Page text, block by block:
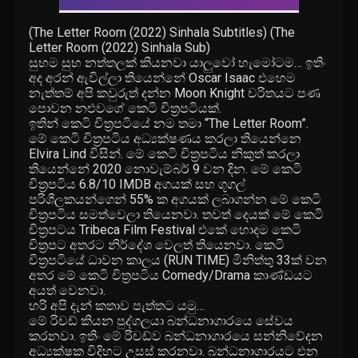
(The Letter Room (2022) Sinhala Subtitles) (The
Letter Room (2022) Sinhala Sub)
සුභම සුභ නත්තලක් කියනවා යාලුවෝ හැමෝටම… ඉතිං
අද අරන් ඇවිල්ලා තියෙන්නේ Oscar Isaac එහෙම
නැත්තම් අපි කවුරුත් දන්න Moon Knight චරිතයට පණ
පොවන නළුවගේ කෙටි චිත්‍රපටියක්.
ඉතින් කෙටි චිත්‍රපටියේ නම තමා “The Letter Room”.
මේ කෙටි චිත්‍රපටිය අධ්‍යක්ෂණය කරලා තියෙන්නෙ
Elvira Lind විසින්. මේ කෙටි චිත්‍රපටිය නිකුත් කරලා
තියෙන්නේ 2020 නොවැම්බර් 9 වන දින. මේ කෙටි
චිත්‍රපටිය 6.8/10 IMDB අගයක් සහ ගූගල්
පරිශීලකයන්ගෙන් 55% ක අගයක් ලබාගන්න මේ කෙටි
චිත්‍රපටිය සමත්වෙලා තියෙනවා. තවත් දෙයක් මේ කෙටි
චිත්‍රපටය Tribeca Film Festival එකේ හොදම කෙටි
චිත්‍රපට අතරට නිර්දේශ වෙලත් තියෙනවා. කෙටි
චිත්‍රපටියේ ධාවන කාලය (RUN TIME) මිනිත්තු 33ක් වන
අතර මේ කෙටි චිත්‍රපටිය Comedy/Drama කාණ්ඩයට
අයත් වෙනවා.
හරි අපි දැන් කතාව පැත්තට යමු…
මේ රිචඩ් කියන පුද්ගලයා බන්ධනාගාරයෙ සේවය
කරනවා. ඉතිං මේ රිචඩ්ව බන්ධනාගාරයෙ සන්නිවේදන
අධ්‍යක්ෂක විදිහට උසස් කරනවා. බන්ධනාගාරයට එන